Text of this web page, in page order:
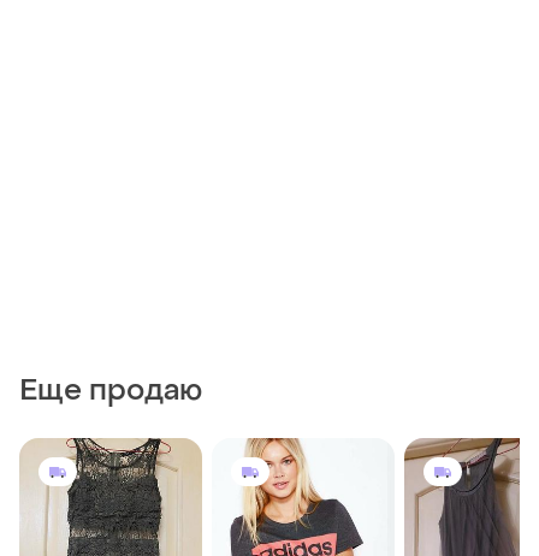
Еще продаю